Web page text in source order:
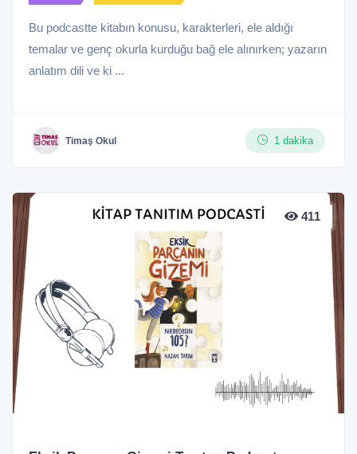
Bu podcastte kitabın konusu, karakterleri, ele aldığı
temalar ve genç okurla kurduğu bağ ele alınırken; yazarın
anlatım dili ve ki ...
Timaş Okul 1 dakika
411